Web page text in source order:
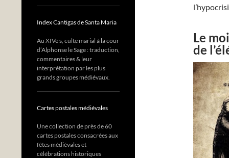
Le
de
Index Cantigas de Santa Maria
Au XIVe s, culte marial à la cour
d’Alphonse le Sage : traduction,
commentaires & leur
interprétation par les plus
grands groupes médiévaux.
Cartes postales médiévales
Une collection de près de 60
cartes postales consacrées aux
fêtes médiévales et
célébrations historiques